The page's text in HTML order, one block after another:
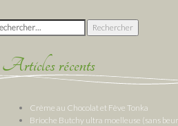
:
Articles récents
Crème au Chocolat et Fève Tonka
Brioche Butchy ultra moelleuse (sans